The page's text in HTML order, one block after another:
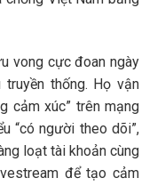
vong cực đoan ngày
thống. Họ vận
cảm xúc” trên mạng
“có người theo dõi”,
loạt tài khoản cùng
để tạo cảm